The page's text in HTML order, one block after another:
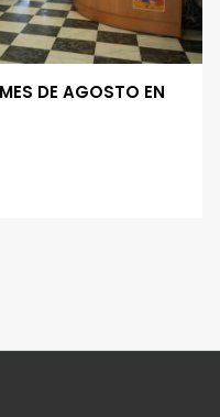
DE AGOSTO EN